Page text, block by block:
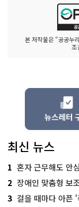
본 저작물은 "공공누
조
최신 뉴스
1 혼자 근무해도 안
2 장애인 맞춤형 보조
3 걸을 때마다 아픈 '